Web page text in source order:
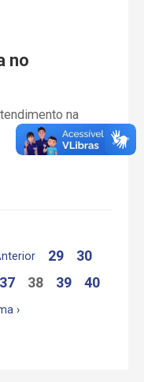
no
na
29
30
37 38 39
40
›